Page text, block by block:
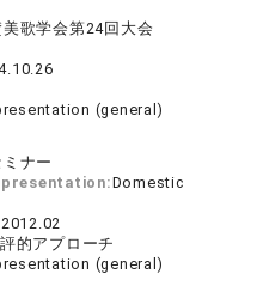
美歌学会第24回大会
(general)
ナー
Domestic
的アプローチ
(general)